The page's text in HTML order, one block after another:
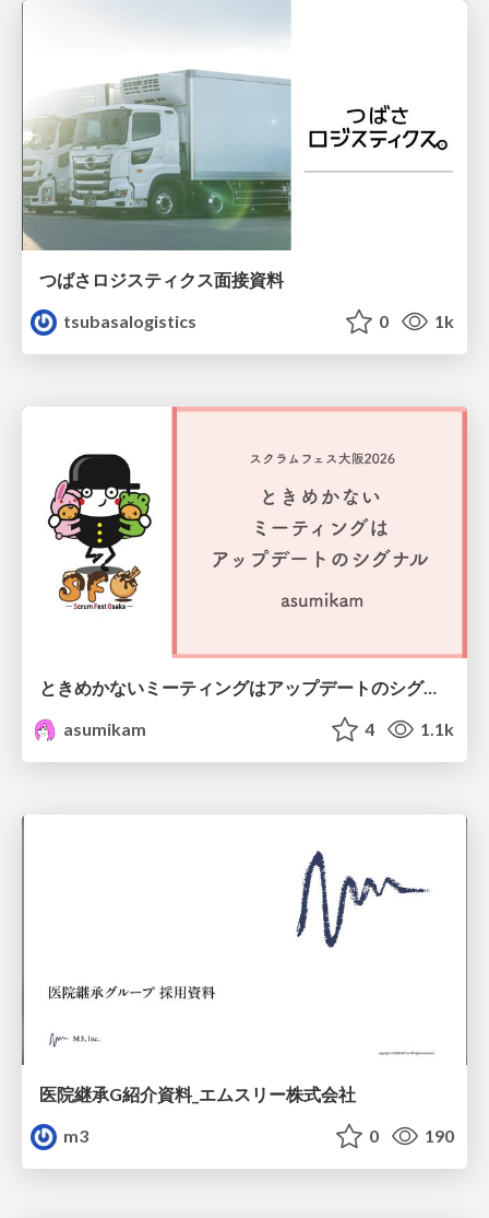
つばさロジスティクス面接資料
tsubasalogistics
0 1k
ときめかないミーティングはアップデートのシグナル #scrumosaka
asumikam
4 1.1k
医院継承G紹介資料_エムスリー株式会社
m3
0 190